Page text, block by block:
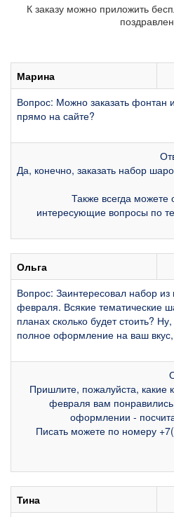
К заказу можно приложить
Марина
Вопрос: Можно заказать фонтан
прямо на сайте?
Да, конечно, заказать набор
Также всегда можете
интересующие вопросы по
Ольга
Вопрос: Заинтересовал набор
февраля. Всякие тематические
планах сколько будет стоить?
полное оформление на ваш
Пришлите, пожалуйста, какие
февраля вам
оформлении -
Писать можете по номеру
Тина